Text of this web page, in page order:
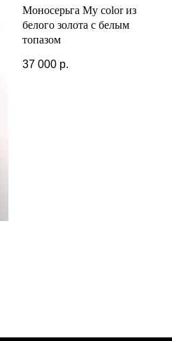
Моносерьга My color из
белого золота с белым
топазом
37 000 р.